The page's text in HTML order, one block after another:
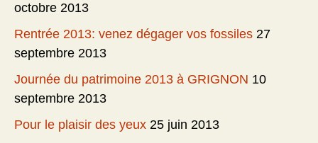
octobre 2013
Rentrée 2013: venez dégager vos fossiles 27
septembre 2013
Journée du patrimoine 2013 à GRIGNON 10
septembre 2013
Pour le plaisir des yeux 25 juin 2013